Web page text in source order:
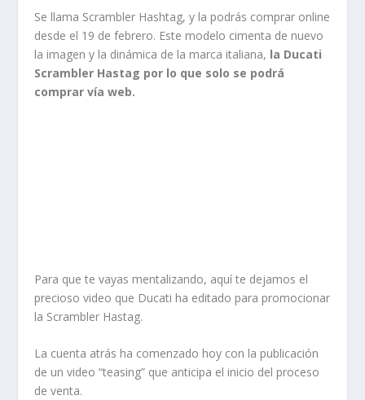
Se llama Scrambler Hashtag, y la podrás comprar online
desde el 19 de febrero. Este modelo cimenta de nuevo
la imagen y la dinámica de la marca italiana, la Ducati
Scrambler Hastag por lo que solo se podrá
comprar vía web.
Para que te vayas mentalizando, aquí te dejamos el
precioso video que Ducati ha editado para promocionar
la Scrambler Hastag.
La cuenta atrás ha comenzado hoy con la publicación
de un video “teasing” que anticipa el inicio del proceso
de venta.